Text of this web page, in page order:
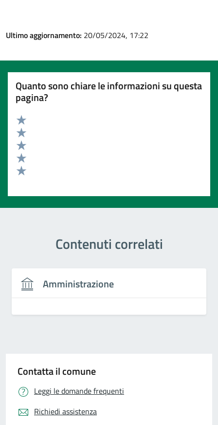
Ultimo aggiornamento: 20/05/2024, 17:22
Quanto sono chiare le informazioni su questa
pagina?
Valuta 5 stelle su 5
Valuta 4 stelle su 5
Valuta 3 stelle su 5
Valuta 2 stelle su 5
Contenuti correlati
Amministrazione
Contatta il comune
Leggi le domande frequenti
Richiedi assistenza